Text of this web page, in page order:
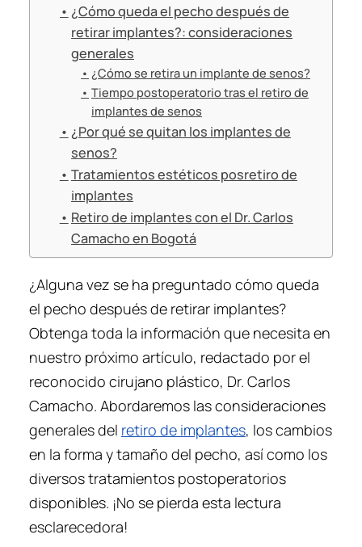
¿Cómo queda el pecho después de
retirar implantes?: consideraciones
generales
¿Cómo se retira un implante de senos?
Tiempo postoperatorio tras el retiro de
implantes de senos
¿Por qué se quitan los implantes de
senos?
Tratamientos estéticos posretiro de
implantes
Retiro de implantes con el Dr. Carlos
Camacho en Bogotá
¿Alguna vez se ha preguntado cómo queda
el pecho después de retirar implantes?
Obtenga toda la información que necesita en
nuestro próximo artículo, redactado por el
reconocido cirujano plástico, Dr. Carlos
Camacho. Abordaremos las consideraciones
generales del retiro de implantes, los cambios
en la forma y tamaño del pecho, así como los
diversos tratamientos postoperatorios
disponibles. ¡No se pierda esta lectura
esclarecedora!